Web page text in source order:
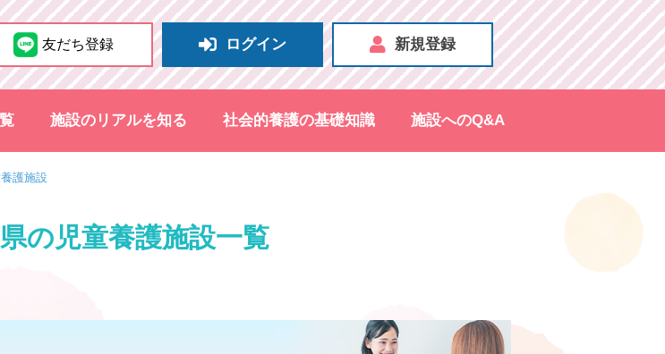
友だち登録 ログイン 新規登録
施設のリアルを知る 社会的養護の基礎知識 施設へのQ&A
護施設
の児童養護施設一覧